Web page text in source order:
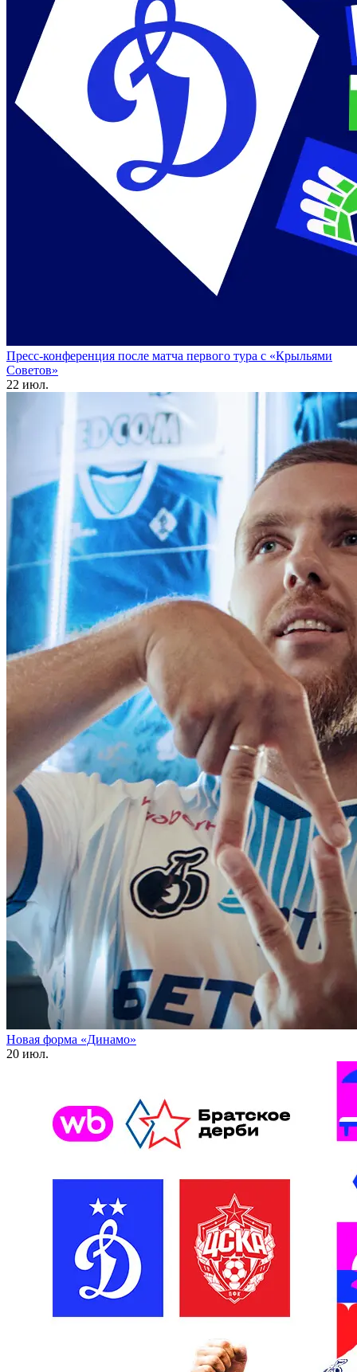
Пресс-конференция после матча первого тура с «Крыльями
Советов»
22 июл.
Новая форма «Динамо»
20 июл.